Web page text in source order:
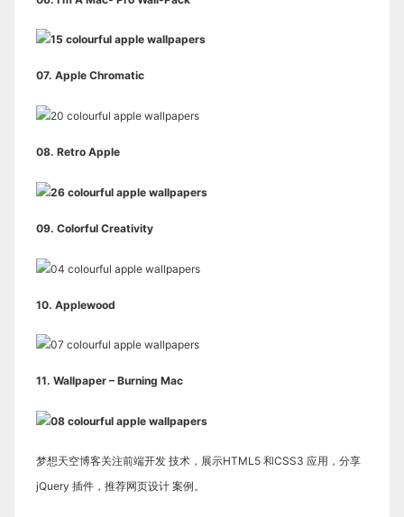
07. Apple Chromatic
08. Retro Apple
09. Colorful Creativity
10. Applewood
11. Wallpaper – Burning Mac
梦想天空博客关注前端开发 技术，展示HTML5 和CSS3 应用，分享
jQuery 插件，推荐网页设计 案例。